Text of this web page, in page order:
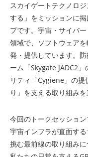
スカイゲートテクノロ
する」をミッションに
プです。宇宙・サイバ
領域で、ソフトウェア
発・提供しています。
ーム「Skygate JADC2
リティ「Cygiene」の
り」を支える取り組みを
今回のトークセッション
宇宙インフラが直面す
挑む最前線の取り組みに